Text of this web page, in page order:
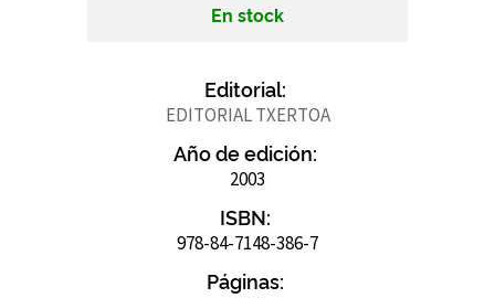
En stock
Editorial:
EDITORIAL TXERTOA
Año de edición:
2003
ISBN:
978-84-7148-386-7
Páginas: